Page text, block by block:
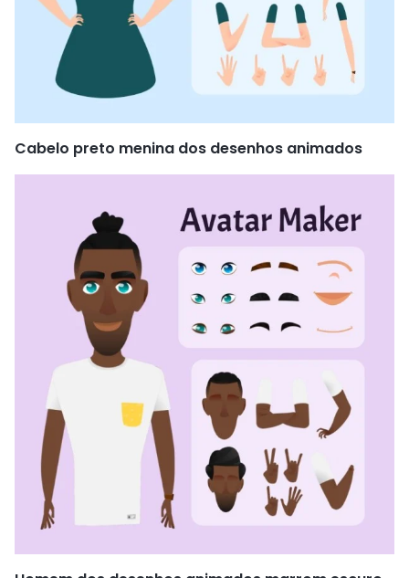
Cabelo preto menina dos desenhos animados